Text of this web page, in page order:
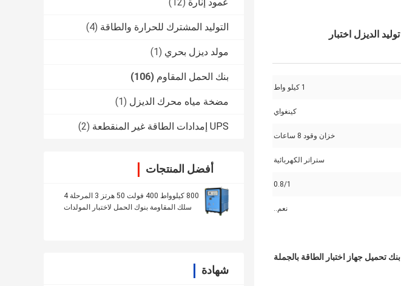
التوليد المشترك للحرارة والطاقة (4)
مولد ديزل بحري (1)
بنك الحمل المقاوم (106)
مضخة مياه محرك الديزل (1)
UPS إمدادات الطاقة غير المنقطعة (2)
أفضل المنتجات
800 كيلوواط 400 فولت 50 هرتز 3 المرحلة 4
سلك المقاومة بنوك الحمل لاختبار المولدات
شهادة
1 كيلو واط
كينغواي
خزان وقود 8 ساعات
ستراتر الكهربائية
0.8/1
نعم..
بنك تحميل جهاز اختبار الطاقة بالجملة